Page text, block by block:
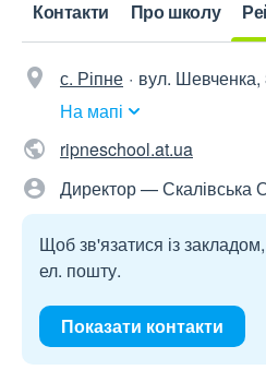
Контакти Про школу
с. Ріпне
вул. Шевченка,
На мапі
ripneschool.at.ua
Директор — Скалівська
Щоб зв'язатися із
ел. пошту.
Показати контакти